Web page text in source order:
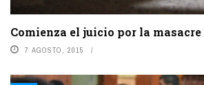
Comienza el juicio por la masacre
7 AGOSTO, 2015